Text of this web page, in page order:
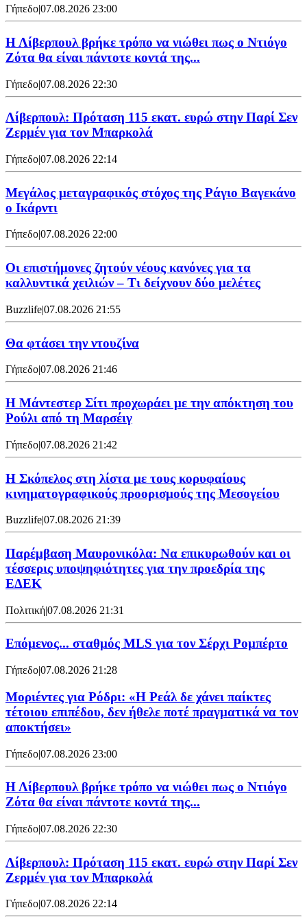
Γήπεδο|07.08.2026 23:00
Η Λίβερπουλ βρήκε τρόπο να νιώθει πως ο Ντιόγο
Ζότα θα είναι πάντοτε κοντά της...
Γήπεδο|07.08.2026 22:30
Λίβερπουλ: Πρόταση 115 εκατ. ευρώ στην Παρί Σεν
Ζερμέν για τον Μπαρκολά
Γήπεδο|07.08.2026 22:14
Μεγάλος μεταγραφικός στόχος της Ράγιο Βαγεκάνο
ο Ικάρντι
Γήπεδο07.08.2026 22:00
Οι επιστήμονες ζητούν νέους κανόνες για τα
καλλυντικά χειλιών – Τι δείχνουν δύο μελέτες
Buzzlife|07.08.2026 21:55
Θα φτάσει την ντουζίνα
Γήπεδο|07.08.2026 21:46
Η Μάντεστερ Σίτι προχωράει με την απόκτηση του
Ρούλι από τη Μαρσέιγ
Γήπεδο|07.08.2026 21:42
Η Σκόπελος στη λίστα με τους κορυφαίους
κινηματογραφικούς προορισμούς της Μεσογείου
Buzzlife|07.08.2026 21:39
Παρέμβαση Μαυρονικόλα: Να επικυρωθούν και οι
τέσσερις υποψηφιότητες για την προεδρία της
ΕΔΕΚ
Πολιτική|07.08.2026 21:31
Επόμενος... σταθμός MLS για τον Σέρχι Ρομπέρτο
Γήπεδο|07.08.2026 21:28
Μοριέντες για Ρόδρι: «Η Ρεάλ δε χάνει παίκτες
τέτοιου επιπέδου, δεν ήθελε ποτέ πραγματικά να τον
αποκτήσει»
Γήπεδο|07.08.2026 23:00
Η Λίβερπουλ βρήκε τρόπο να νιώθει πως ο Ντιόγο
Ζότα θα είναι πάντοτε κοντά της...
Γήπεδο|07.08.2026 22:30
Λίβερπουλ: Πρόταση 115 εκατ. ευρώ στην Παρί Σεν
Ζερμέν για τον Μπαρκολά
Γήπεδο|07.08.2026 22:14